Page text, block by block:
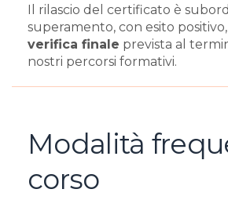
Il rilascio del certificato è
superamento, con esito
verifica finale prevista al
nostri percorsi formativi.
Modalità
corso